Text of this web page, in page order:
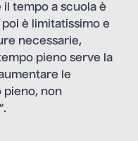
il tempo a scuola è
poi è limitatissimo e
necessarie,
pieno serve la
le
non